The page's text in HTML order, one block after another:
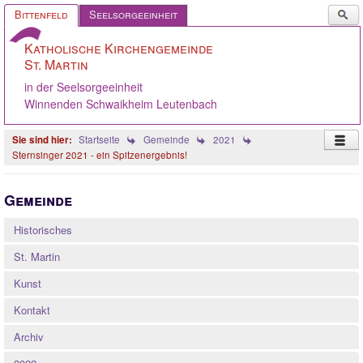
Bittenfeld Seelsorgeeinheit
...
Katholische Kirchengemeinde
St. Martin
in der Seelsorgeeinheit
Winnenden Schwaikheim Leutenbach
Startseite Gemeinde
2021
Sternsinger 2021 - ein Spitzenergebnis!
Ökumene
Gelebter Glaube
Gemeinde
Historisches
St. Martin
Kunst
Kontakt
Archiv